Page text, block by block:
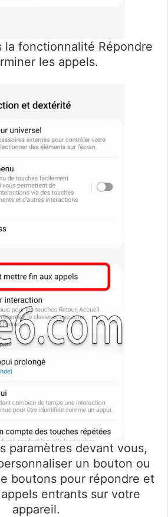
la fonctionnalité Répondre
les appels.
paramètres devant vous,
un bouton ou
boutons pour répondre et
entrants sur votre
appareil.